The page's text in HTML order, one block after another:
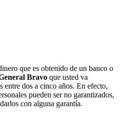
que es obtenido de un banco o
Bravo que usted va
entre dos a cinco años. En efecto,
pueden ser no garantizados,
con alguna garantía.